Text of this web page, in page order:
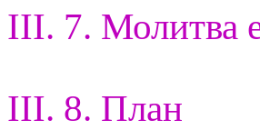
III. 7. Молитва
III. 8. План